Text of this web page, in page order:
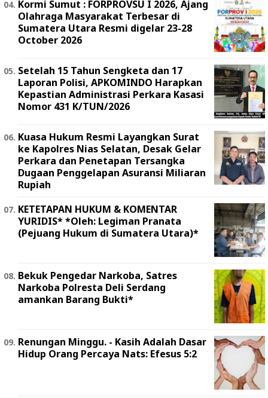
Kormi Sumut : FORPROVSU I 2026, Ajang
Olahraga Masyarakat Terbesar di
Sumatera Utara Resmi digelar 23-28
October 2026
Setelah 15 Tahun Sengketa dan 17
Laporan Polisi, APKOMINDO Harapkan
Kepastian Administrasi Perkara Kasasi
Nomor 431 K/TUN/2026
Kuasa Hukum Resmi Layangkan Surat
ke Kapolres Nias Selatan, Desak Gelar
Perkara dan Penetapan Tersangka
Dugaan Penggelapan Asuransi Miliaran
Rupiah
KETETAPAN HUKUM & KOMENTAR
YURIDIS* *Oleh: Legiman Pranata
(Pejuang Hukum di Sumatera Utara)*
Bekuk Pengedar Narkoba, Satres
Narkoba Polresta Deli Serdang
amankan Barang Bukti*
Renungan Minggu. - Kasih Adalah Dasar
Hidup Orang Percaya Nats: Efesus 5:2